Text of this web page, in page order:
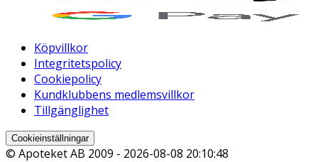
Köpvillkor
Integritetspolicy
Cookiepolicy
Kundklubbens medlemsvillkor
Tillgänglighet
Cookieinställningar
© Apoteket AB 2009 - 2026-08-08 20:10:48